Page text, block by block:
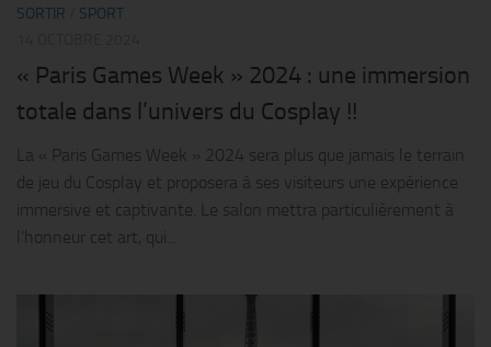
SORTIR
SPORT
« Paris Games Week » 2024 : une immersion
totale dans l’univers du Cosplay !!
La « Paris Games Week » 2024 sera plus que jamais le terrain
de jeu du Cosplay et proposera à ses visiteurs une expérience
immersive et captivante. Le salon mettra particulièrement à
l’honneur cet art, qui...